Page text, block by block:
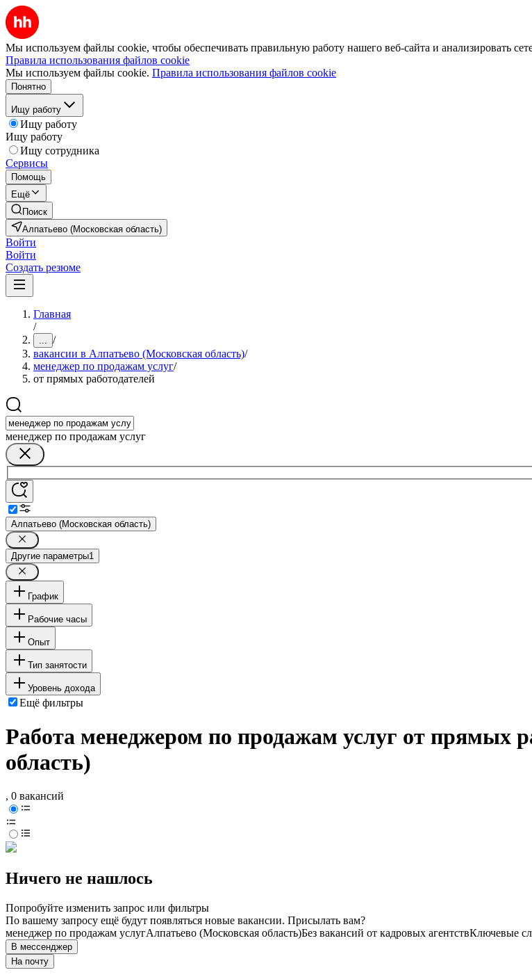
Мы используем файлы cookie, чтобы обеспечивать правильную работу нашего веб-сайта и анализировать
Правила использования файлов cookie
Мы используем файлы cookie. Правила использования файлов cookie
Понятно
Ищу работу
Ищу работу
Ищу работу
Ищу сотрудника
Сервисы
Помощь
Ещё
Поиск
Алпатьево (Московская область)
Войти
Войти
Создать резюме
Главная
/
... /
вакансии в Алпатьево (Московская область)/
менеджер по продажам услуг/
от прямых работодателей
менеджер по продажам услуг
Алпатьево (Московская область)
Другие параметры1
График
Рабочие часы
Опыт
Тип занятости
Уровень дохода
Ещё фильтры
Работа менеджером по продажам услуг от прямых
область)
, 0 вакансий
Ничего не нашлось
Попробуйте изменить запрос или фильтры
По вашему запросу ещё будут появляться новые вакансии. Присылать вам?
менеджер по продажам услугАлпатьево (Московская область)Без вакансий от кадровых агентствКлючевые
В мессенджер
На почту